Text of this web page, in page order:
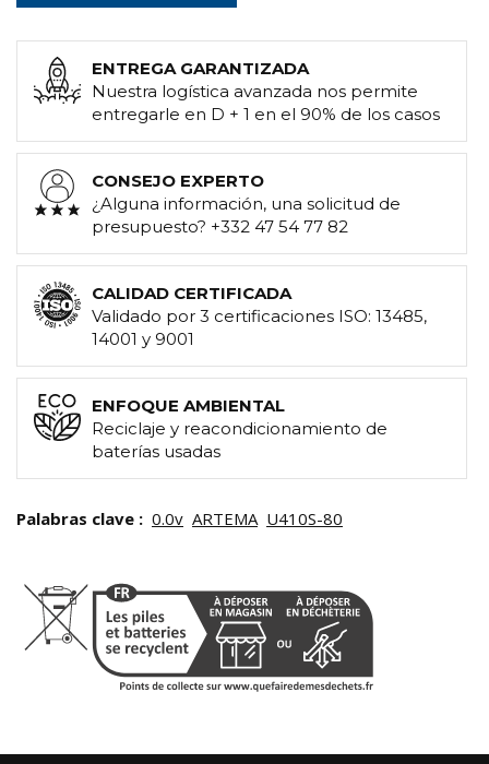
ENTREGA GARANTIZADA
Nuestra logística avanzada nos permite
entregarle en D + 1 en el 90% de los casos
CONSEJO EXPERTO
¿Alguna información, una solicitud de
presupuesto? +332 47 54 77 82
CALIDAD CERTIFICADA
Validado por 3 certificaciones ISO: 13485,
14001 y 9001
ENFOQUE AMBIENTAL
Reciclaje y reacondicionamiento de
baterías usadas
Palabras clave : 0.0v ARTEMA U410S-80